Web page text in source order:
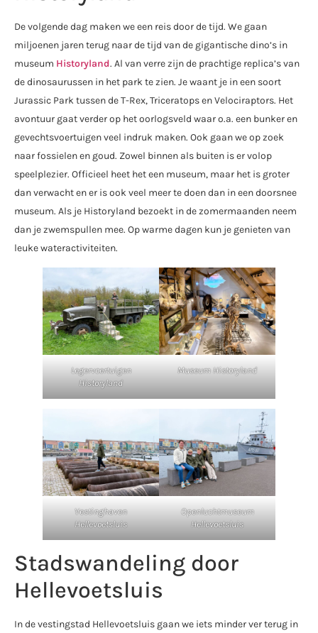
De volgende dag maken we een reis door de tijd. We gaan
miljoenen jaren terug naar de tijd van de gigantische dino’s in
museum Historyland. Al van verre zijn de prachtige replica’s van
de dinosaurussen in het park te zien. Je waant je in een soort
Jurassic Park tussen de T-Rex, Triceratops en Velociraptors. Het
avontuur gaat verder op het oorlogsveld waar o.a. een bunker en
gevechtsvoertuigen veel indruk maken. Ook gaan we op zoek
naar fossielen en goud. Zowel binnen als buiten is er volop
speelplezier. Officieel heet het een museum, maar het is groter
dan verwacht en er is ook veel meer te doen dan in een doorsnee
museum. Als je Historyland bezoekt in de zomermaanden neem
dan je zwemspullen mee. Op warme dagen kun je genieten van
leuke wateractiviteiten.
Legervoertuigen
Historyland
Museum Historyland
Vestinghaven
Hellevoetsluis
Openluchtmuseum
Hellevoetsluis
Stadswandeling door
Hellevoetsluis
In de vestingstad Hellevoetsluis gaan we iets minder ver terug in